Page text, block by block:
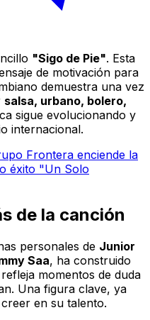
"Sigo de Pie". Esta
de motivación para
demuestra una vez
salsa, urbano, bolero,
sigue evolucionando y
internacional.
Frontera enciende la
éxito "Un Solo
de la canción
personales de Junior
Saa, ha construido
momentos de duda
Una figura clave, ya
en su talento.